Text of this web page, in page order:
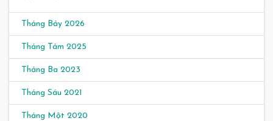
Tháng Bảy 2026
Tháng Tám 2025
Tháng Ba 2023
Tháng Sáu 2021
Tháng Một 2020